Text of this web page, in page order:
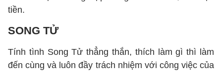
tiền.
SONG TỬ
Tính tình Song Tử thẳng thắn, thích làm gì thì làm
đến cùng và luôn đầy trách nhiệm với công việc của